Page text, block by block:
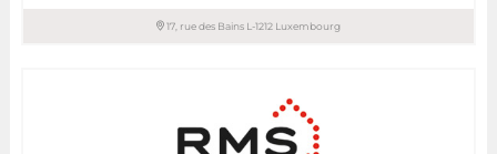
17, rue des Bains L-1212 Luxembourg